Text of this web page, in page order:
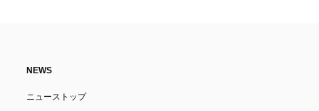
NEWS
ニューストップ